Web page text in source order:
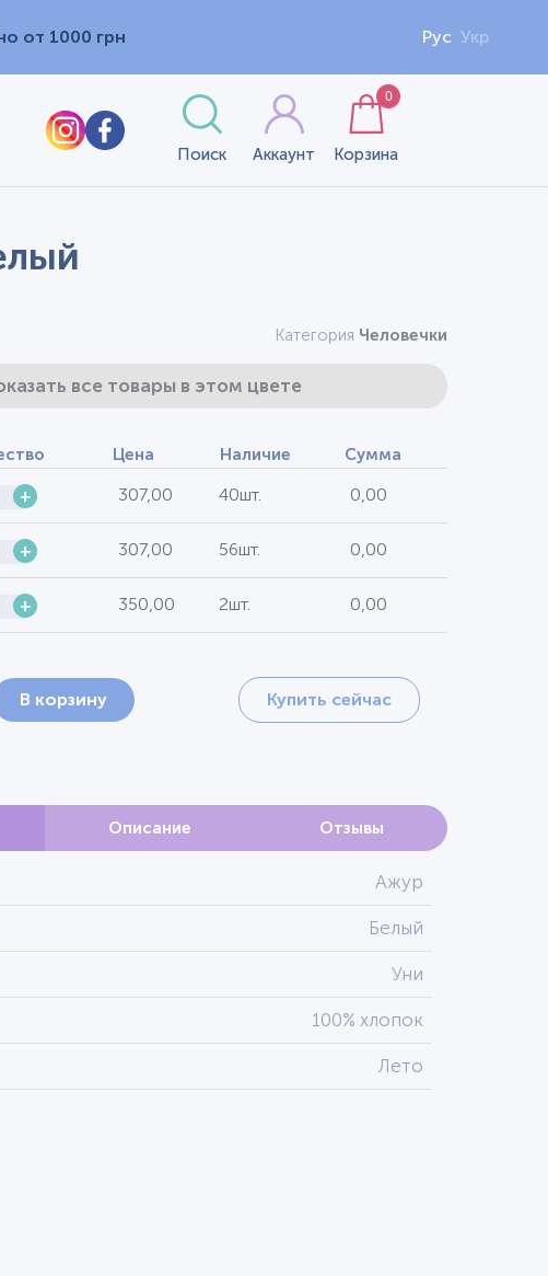
от 1000 грн Рус Укр
Поиск Аккаунт Корзина
0
Категория Человечки
все товары в этом цвете
Цена Наличие Сумма
+ 307,00 40шт. 0,00
+ 307,00 56шт. 0,00
+ 350,00 2шт. 0,00
В корзину Купить сейчас
Описание Отзывы
Ажур
Белый
Уни
100% хлопок
Лето